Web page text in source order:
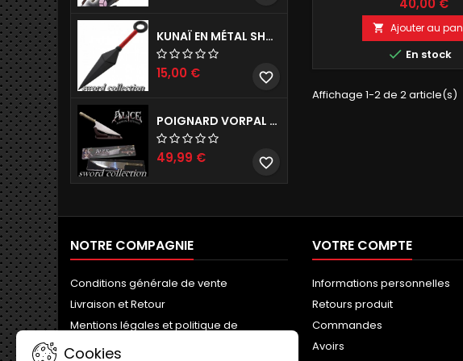
KUNAÏ EN MÉTAL SHURIKEN NARUTO RÉPLIQUE DE DÉCORATION 26CM
15,00 € favorite_border
POIGNARD VORPAL D'ALICE MADNESS RETURNS REPRODUCTION DE COLLECTION 45CM
49,99 € favorite_border
40,00 €
 Ajouter au
 En stock
Affichage 1-2 de 2 article(s)
NOTRE COMPAGNIE
Conditions générale de vente
Livraison et Retour
Mentions légales et politique de
confidentialité
VOTRE COMPTE
Informations personnelles
Retours produit
Commandes
Avoirs
Cookies